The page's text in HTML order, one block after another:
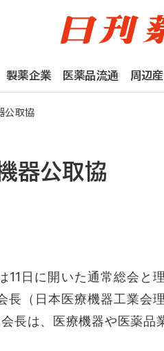
製薬企業 医薬品流通 周辺
公取協
器公取協
日に開いた通常総会と
長（日本医療機器工業会
長は、医療機器や医薬品